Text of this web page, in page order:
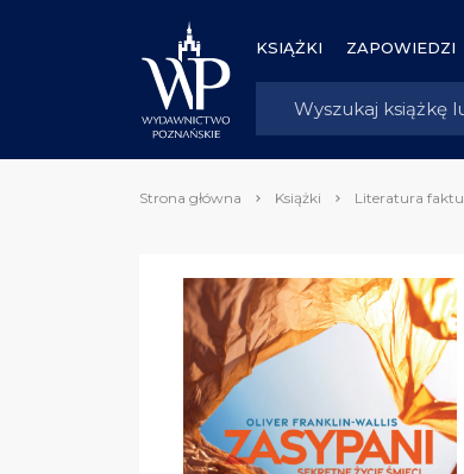
KSIĄŻKI ZAPOWIEDZI
Strona główna Książki Literatura faktu